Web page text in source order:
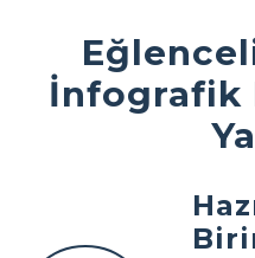
İnfografik